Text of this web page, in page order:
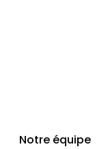
Notre équipe